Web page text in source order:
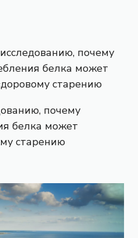
почему
белка может
старению